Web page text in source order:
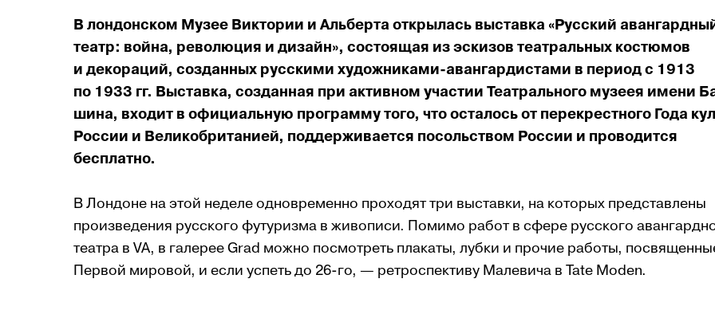
В лондонском Музее Викто­рии и Альберта открылась выставка «Русский
театр: война, ре­во­люция и дизайн», состоящая из эскизов театральных кос­тюмов
и декораций, соз­дан­ных русскими художни­ками-авангардистами в пе­риод с 1913
по 1933 гг. Выс­тавка, созданная при ак­тив­ном участии Теат­раль­ного музеея имени
ши­на, входит в официальную программу того, что оста­лось от перекре­стного Года
России и Велико­брита­нией, поддер­жи­вается по­сольством Рос­сии и проводится
бесплатно.
В Лондоне на этой неделе од­новременно проходят три выставки, на которых представлены
произведения русского футуризма в живописи. Помимо работ в сфере русского
театра в VA, в галерее Grad можно посмотреть плакаты, лубки и прочие работы,
Первой мировой, и если ус­петь до 26-го, — ретроспек­ти­ву Малевича в Tate Moden.